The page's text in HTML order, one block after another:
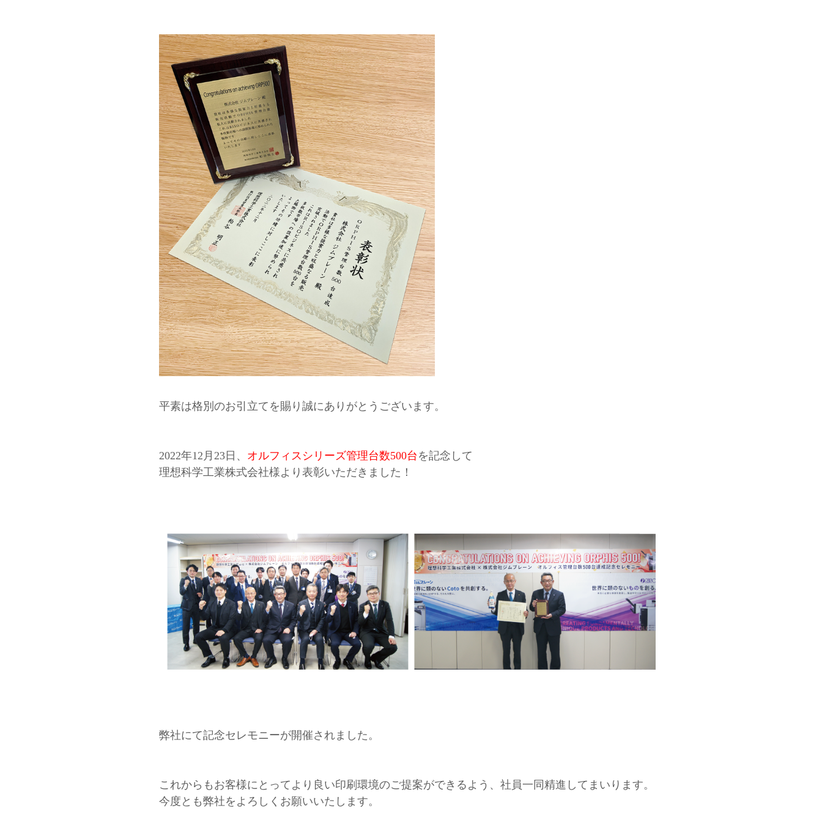
平素は格別のお引立てを賜り誠にありがとうございます。
2022年12月23日、 オルフィスシリーズ管理台数500台 を記念して
理想科学工業株式会社様より表彰いただきました！
弊社にて記念セレモニーが開催されました。
これからもお客様にとってより良い印刷環境のご提案ができるよう、社員一同精進してまいります。
今度とも弊社をよろしくお願いいたします。